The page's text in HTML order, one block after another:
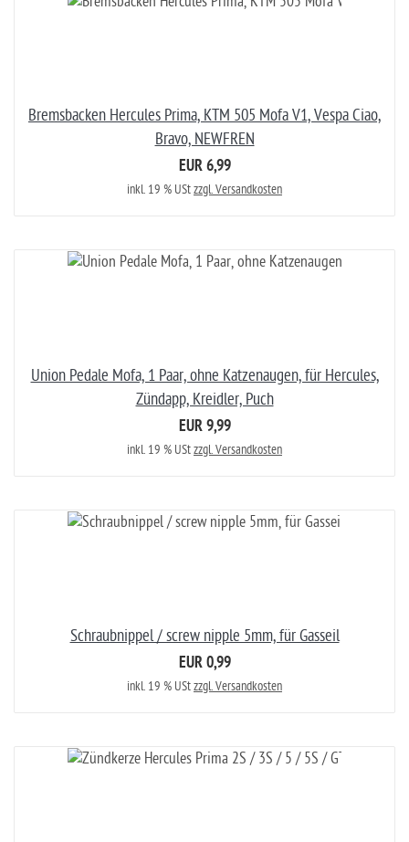
Bremsbacken Hercules Prima, KTM 505 Mofa V1, Vespa Ciao,
Bravo, NEWFREN
EUR 6,99
inkl. 19 % UStzzgl. Versandkosten
Union Pedale Mofa, 1 Paar, ohne Katzenaugen, für Hercules,
Zündapp, Kreidler, Puch
EUR 9,99
inkl. 19 % UStzzgl. Versandkosten
Schraubnippel / screw nipple 5mm, für Gasseil
EUR 0,99
inkl. 19 % UStzzgl. Versandkosten